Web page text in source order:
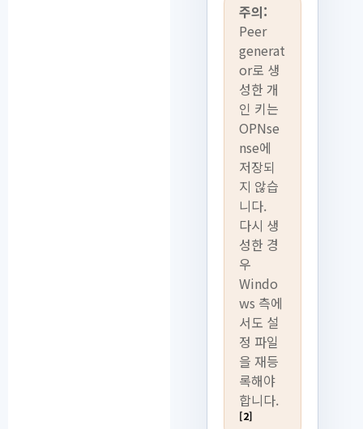
주의:
Peer
generat
or로 생
성한 개
인 키는
OPNse
nse에
저장되
지 않습
니다.
다시 생
성한 경
우
Windo
ws 측에
서도 설
정 파일
을 재등
록해야
합니다.
[2]